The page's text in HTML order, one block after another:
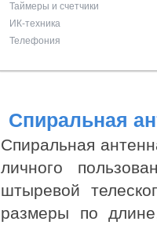
Таймеры и счетчики
ИК-техника
Телефония
Спиральная
Спиральная
личного
штыревой
размеры по